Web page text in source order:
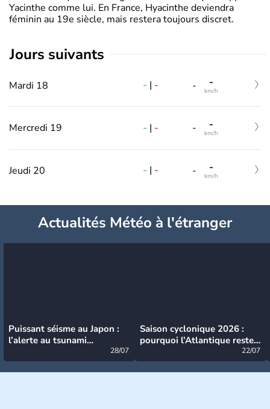
Yacinthe comme lui. En France, Hyacinthe deviendra
féminin au 19e siècle, mais restera toujours discret.
jours suivants
Mardi 18 - | - - -
km/h
Mercredi 19 - | - - -
km/h
Jeudi 20 - | - - -
km/h
Actualités Météo à l'étranger
Puissant séisme au Japon :
l’alerte au tsunami
28/07
Saison cyclonique 2026 :
pourquoi l’Atlantique reste
22/07